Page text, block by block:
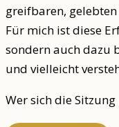
greifbaren,
Für mich ist diese
sondern auch dazu
und vielleicht
Wer sich die